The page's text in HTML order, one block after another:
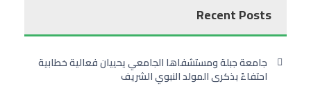
Recent Posts
جامعة جبلة ومستشفاها الجامعي يحييان فعالية خطابية
احتفاءً بذكرى المولد النبوي الشريف